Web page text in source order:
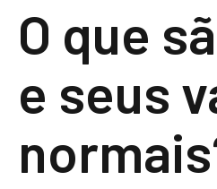
O que
e seus